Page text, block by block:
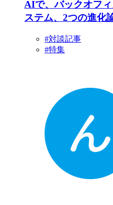
AIで、バックオフ
ステム、2つの進化
#対談記事
#特集